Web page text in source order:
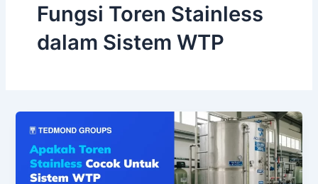
Fungsi Toren Stainless
dalam Sistem WTP